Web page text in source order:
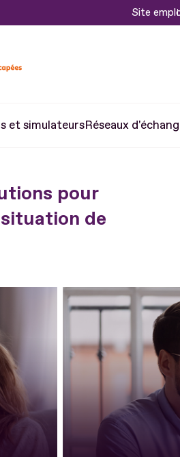
Site
et simulateursRéseaux
pour
de